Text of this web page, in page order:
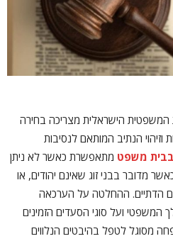
המשפטית הישראלית מצריכה בחירה
וזיהוי הנתיב המותאם לנסיבות
בבית משפט מתאפשרת כאשר לא ניתן
מדובר בבני זוג שאינם יהודים, או
הדתיים. ההחלטה על הערכאה
ועל סוגי הסעדים הזמינים
מסוגל לטפל בהיבטים הנלווים